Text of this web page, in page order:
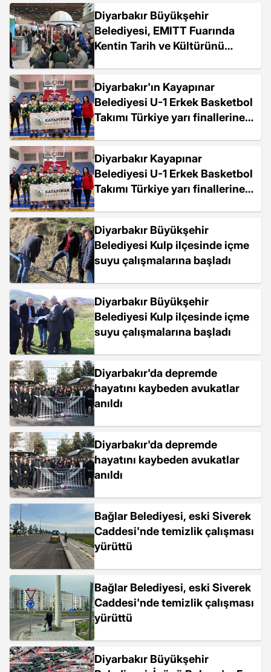
Diyarbakır Büyükşehir
Belediyesi, EMlTT Fuarında
Kentin Tarih ve Kültürünü
Diyarbakır'ın Kayapınar
Belediyesi U-1 Erkek Basketbol
Takımı Türkiye yarı finallerine
Diyarbakır Kayapınar
Belediyesi U-1 Erkek Basketbol
Takımı Türkiye yarı finallerine
Diyarbakır Büyükşehir
Belediyesi Kulp ilçesinde içme
suyu çalışmalarına başladı
Diyarbakır Büyükşehir
Belediyesi Kulp ilçesinde içme
suyu çalışmalarına başladı
Diyarbakır'da depremde
hayatını kaybeden avukatlar
anıldı
Diyarbakır'da depremde
hayatını kaybeden avukatlar
anıldı
Bağlar Belediyesi, eski Siverek
Caddesi'nde temizlik çalışması
yürüttü
Bağlar Belediyesi, eski Siverek
Caddesi'nde temizlik çalışması
yürüttü
Diyarbakır Büyükşehir